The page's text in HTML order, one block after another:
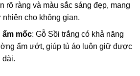
rõ ràng và màu sắc sáng đẹp, mang
nhiên cho không gian.
ẩm mốc: Gỗ Sồi trắng có khả năng
ẩm ướt, giúp tủ áo luôn giữ được
dài.